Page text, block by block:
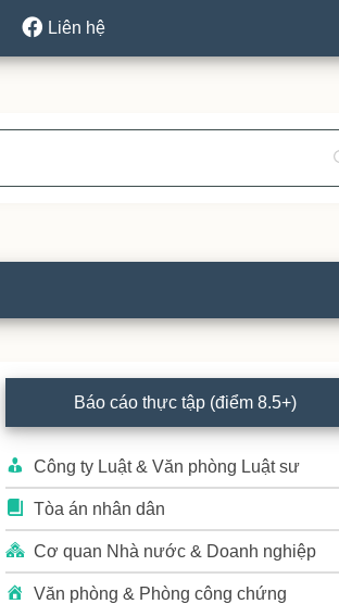
Liên hệ
Primary
Sidebar
Báo cáo thực tập (điểm 8.5+)
Công ty Luật & Văn phòng Luật sư
Tòa án nhân dân
Cơ quan Nhà nước & Doanh nghiệp
Văn phòng & Phòng công chứng